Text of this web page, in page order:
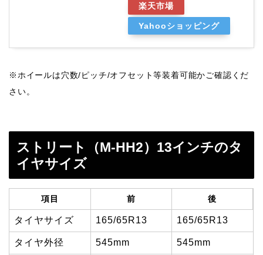
楽天市場
Yahooショッピング
※ホイールは穴数/ピッチ/オフセット等装着可能かご確認くだ
さい。
ストリート（M-HH2）13インチのタ
イヤサイズ
項目 前 後
タイヤサイズ 165/65R13 165/65R13
タイヤ外径 545mm 545mm